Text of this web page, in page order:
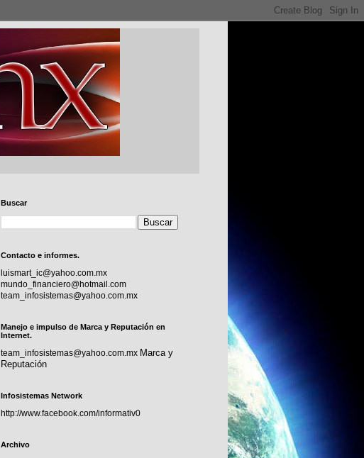
Buscar
Contacto e informes.
luismart_ic@yahoo.com.mx
mundo_financiero@hotmail.com
team_infosistemas@yahoo.com.mx
Manejo e impulso de Marca y Reputación en
Internet.
team_infosistemas@yahoo.com.mx Marca y
Reputación
Infosistemas Network
http://www.facebook.com/informativ0
Archivo